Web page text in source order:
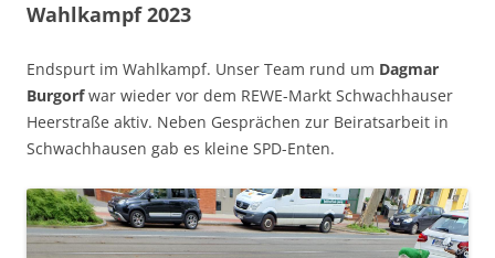
Wahlkampf 2023
Endspurt im Wahlkampf. Unser Team rund um Dagmar
Burgorfwar wieder vor dem REWE-Markt Schwachhauser
Heerstraße aktiv. Neben Gesprächen zur Beiratsarbeit in
Schwachhausen gab es kleine SPD-Enten.